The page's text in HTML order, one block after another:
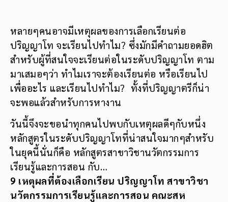
หลายๆคนอาจมีเหตุผลของการเลือกเรียนต่อ
ปริญญาโท จะเรียนไปทำไม? ซึ่งมักมีคำถามยอดฮิต
สำหรับผู้ที่สนใจจะเรียนต่อในระดับปริญญาโท ตาม
มาเสมอๆว่า ทำไมเราจะต้องเรียนต่อ หรือเรียนไป
เพื่ออะไร และเรียนไปทำไม? ทั้งที่ปริญญาตรีก็น่า
จะพอแล้วสำหรับการหางาน
วันนี้จึงจะขอนำทุกคนไปพบกับเหตุผลดีๆกับหนึ่ง
หลักสูตรในระดับปริญญาโทที่น่าสนใจมากๆสำหรับ
ในยุคนี้นั่นก็คือ หลักสูตรสาขาวิชานวัตกรรมการ
เรียนรู้และการสอน กับ…
9 เหตุผลที่ต้องเลือกเรียน ปริญญาโท สาขาวิชา
นวัตกรรมการเรียนรู้และการสอน คณะสห